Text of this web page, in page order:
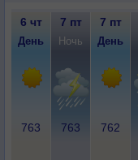
6 чт 7 пт 7 пт
День Ночь День
763 763 762